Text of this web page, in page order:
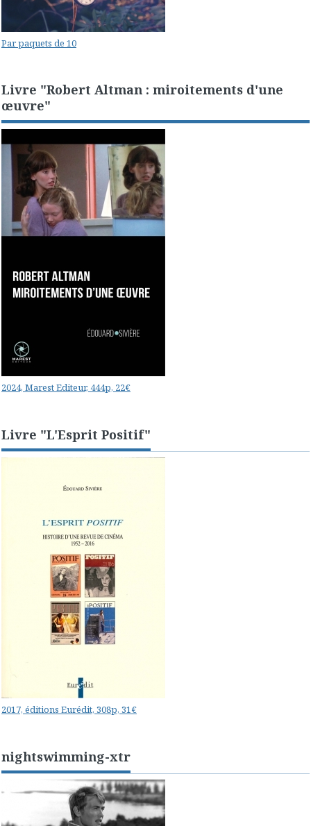
Par paquets de 10
Livre "Robert Altman : miroitements d'une
œuvre"
2024, Marest Editeur, 444p, 22€
Livre "L'Esprit Positif"
2017, éditions Eurédit, 308p, 31€
nightswimming-xtr